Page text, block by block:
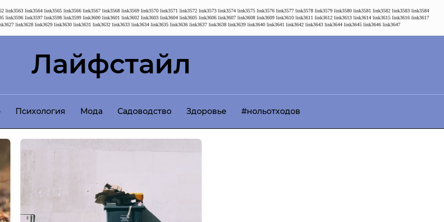
link3563 link3564 link3565 link3566 link3567 link3568 link3569 link3570 link3571 link3572 link3573 link3574 link3575 link3576 link3577 link3578 link3579 link3580 link3581 link3582 link3583 link3584
link3596 link3597 link3598 link3599 link3600 link3601 link3602 link3603 link3604 link3605 link3606 link3607 link3608 link3609 link3610 link3611 link3612 link3613 link3614 link3615 link3616 link3617
link3628 link3629 link3630 link3631 link3632 link3633 link3634 link3635 link3636 link3637 link3638 link3639 link3640 link3641 link3642 link3643 link3644 link3645 link3646 link3647
Лайфстайл
Психология Мода Садоводство Здоровье #нольотходов